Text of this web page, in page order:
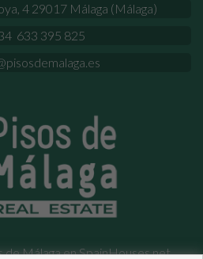
4 29017 Málaga (Málaga)
633 395 825